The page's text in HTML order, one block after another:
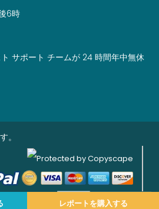
レポートを購入する
6時
サポート チームが 24 時間年中無休
。